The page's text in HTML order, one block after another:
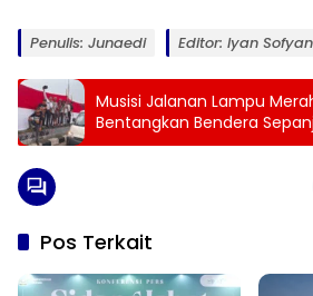
Penulis: Junaedi Editor: Iyan Sofyan
Musisi Jalanan Lampu
Bentangkan Bendera
Pos Terkait